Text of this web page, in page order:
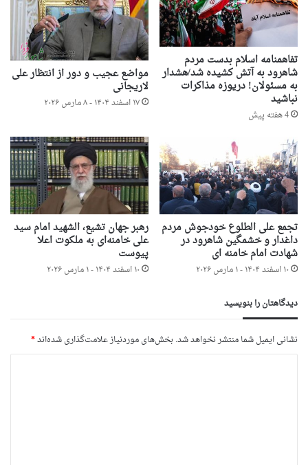
تفاهمنامه اسلام بدست مردم
شاهرود به آتش کشیده شد/هشدار
به مسئولان! دریوزه مذاکرات
نباشید
4 هفته پیش
مواضع عجیب و دور از انتظار علی
لاریجانی
۱۷ اسفند ۱۴۰۴ - ۸ مارس ۲۰۲۶
تجمع علی الطلوع خودجوش مردم
داغدار و خشمگین شاهرود در
شهادت امام خامنه ای
۱۰ اسفند ۱۴۰۴ - ۱ مارس ۲۰۲۶
رهبر جهان تشیع، الشهید امام سید
علی خامنه‌ای به ملکوت اعلا
پیوست
۱۰ اسفند ۱۴۰۴ - ۱ مارس ۲۰۲۶
دیدگاهتان را بنویسید
نشانی ایمیل شما منتشر نخواهد شد.بخش‌های موردنیاز علامت‌گذاری شده‌اند*